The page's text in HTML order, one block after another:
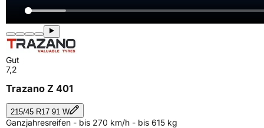
Gut
7,2
Trazano Z 401
215/45 R17 91 W
Ganzjahresreifen - bis 270 km/h - bis 615 kg